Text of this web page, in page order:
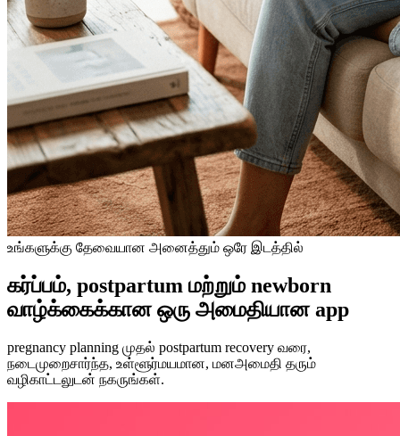
உங்களுக்கு தேவையான அனைத்தும் ஒரே இடத்தில்
கர்ப்பம், postpartum மற்றும் newborn
வாழ்க்கைக்கான ஒரு அமைதியான app
pregnancy planning முதல் postpartum recovery வரை,
நடைமுறைசார்ந்த, உள்ளூர்மயமான, மனஅமைதி தரும்
வழிகாட்டலுடன் நகருங்கள்.